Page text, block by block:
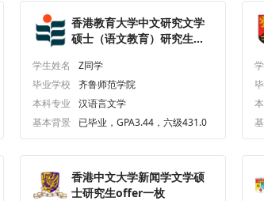
香港教育大学中文研究文学
硕士（语文教育）研究生
学生姓名
Z同学
毕业学校
齐鲁师范学院
本科专业
汉语言文学
基本背景
已毕业，GPA3.44，六级431.0
香港中文大学新闻学文学硕
士研究生offer一枚